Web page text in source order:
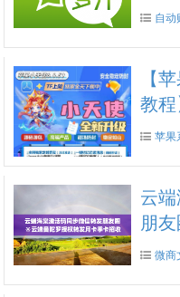
转发
自动
【
教
金苹果
云
朋
月卡
微商